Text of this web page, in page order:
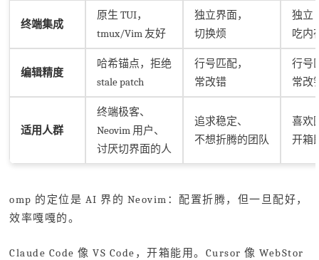
终端集成
原生 TUI，
tmux/Vim 友好
独立界面，
切换烦
独立
吃内
编辑精度
哈希锚点，拒绝
stale patch
行号匹配，
常改错
行号
常改
适用人群
终端极客、
Neovim 用户、
讨厌切界面的人
追求稳定、
不想折腾的团队
喜欢
开箱
omp 的定位是 AI 界的 Neovim：配置折腾，但一旦配好，
效率嘎嘎的。
Claude Code 像 VS Code，开箱能用。Cursor 像 WebStor